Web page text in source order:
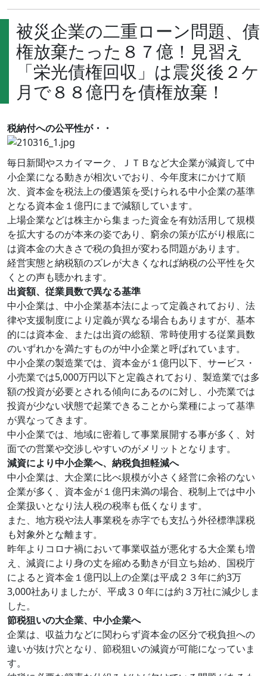
被災企業の二重ローン問題、債
権放棄たった８７億！見習え
「栄光債権回収」は震災後２ケ
月で８８億円を債権放棄！
税納付への公平性が・・
毎日新聞やスカイマーク、ＪＴＢなど大企業が減資して中
小企業になる動きが相次いでおり、今年度末にかけて順
次、資本金を税法上の優遇策を受けられる中小企業の基準
となる資本金１億円にまで減額しています。
上場企業などは株主から集まった資金を有効活用して規模
を拡大するのが本来の姿であり、窮余の策が広がり根底に
は資本金の大きさで税の負担が変わる問題があります。
経営実態と納税額のズレが大きくなれば納税の公平性を欠
くとの声も聴かれます。
出資額、従業員数で異なる基準
中小企業は、中小企業基本法によって定義されており、法
律や支援制度により定義が異なる場合もありますが、基本
的には資本金、または出資の総額、常時使用する従業員数
のいずれかを満たすものが中小企業と呼ばれています。
中小企業の製造業では、資本金が１億円以下、サービス・
小売業では5,000万円以下と定義されており、製造業では多
額の投資が必要とされる傾向にあるのに対し、小売業では
投資が少ない状態で起業できることから業種によって基準
が異なってきます。
中小企業では、地域に密着して事業展開する事が多く、対
面での営業や交渉しやすいのがメリットとなります。
減資により中小企業へ、納税負担軽減へ
中小企業は、大企業に比べ規模が小さく経営に余裕のない
企業が多く、資本金が１億円未満の場合、税制上では中小
企業扱いとなり法人税の税率も低くなります。
また、地方税や法人事業税を赤字でも支払う外径標準課税
も対象外とな離ます。
昨年よりコロナ禍において事業収益が悪化する大企業も増
え、減資により身の丈を縮める動きが目立ち始め、国税庁
によると資本金１億円以上の企業は平成２３年に約3万
3,000社ありましたが、平成３０年には約３万社に減少しま
した。
節税狙いの大企業、中小企業へ
企業は、収益力などに関わらず資本金の区分で税負担への
違いが抜け穴となり、節税狙いの減資が可能になっていま
す。